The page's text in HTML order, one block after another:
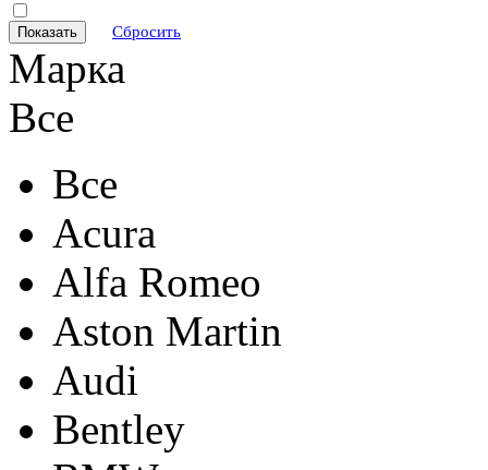
Сбросить
Марка
Все
Все
Acura
Alfa Romeo
Aston Martin
Audi
Bentley